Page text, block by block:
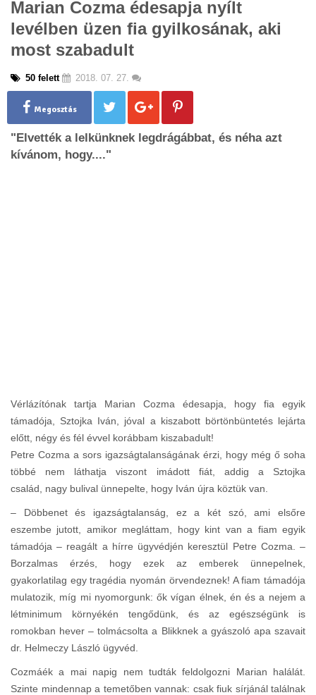
Marian Cozma édesapja nyílt
levélben üzen fia gyilkosának, aki
most szabadult
50 felett 2018. 07. 27.
Megosztás
"Elvették a lelkünknek legdrágábbat, és néha azt
kívánom, hogy...."
Vérlázítónak tartja Marian Cozma édesapja, hogy fia egyik
támadója, Sztojka Iván, jóval a kiszabott börtönbüntetés lejárta
előtt, négy és fél évvel korábbam kiszabadult!
Petre Cozma a sors igazságtalanságának érzi, hogy még ő soha
többé nem láthatja viszont imádott fiát, addig a Sztojka
család, nagy bulival ünnepelte, hogy Iván újra köztük van.
– Döbbenet és igazságtalanság, ez a két szó, ami elsőre
eszembe jutott, amikor megláttam, hogy kint van a fiam egyik
támadója – reagált a hírre ügyvédjén keresztül Petre Cozma. –
Borzalmas érzés, hogy ezek az emberek ünnepelnek,
gyakorlatilag egy tragédia nyomán örvendeznek! A fiam támadója
mulatozik, míg mi nyomorgunk: ők vígan élnek, én és a nejem a
létminimum környékén tengődünk, és az egészségünk is
romokban hever – tolmácsolta a Blikknek a gyászoló apa szavait
dr. Helmeczy László ügyvéd.
Cozmáék a mai napig nem tudták feldolgozni Marian halálát.
Szinte mindennap a temetőben vannak: csak fiuk sírjánál találnak